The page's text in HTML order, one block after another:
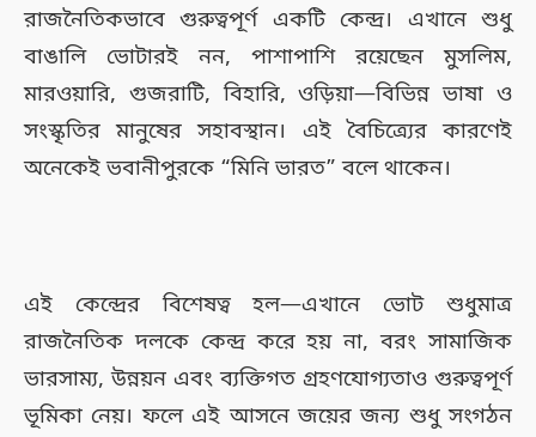
রাজনৈতিকভাবে গুরুত্বপূর্ণ একটি কেন্দ্র। এখানে শুধু
বাঙালি ভোটারই নন, পাশাপাশি রয়েছেন মুসলিম,
মারওয়ারি, গুজরাটি, বিহারি, ওড়িয়া—বিভিন্ন ভাষা ও
সংস্কৃতির মানুষের সহাবস্থান। এই বৈচিত্র্যের কারণেই
অনেকেই ভবানীপুরকে “মিনি ভারত” বলে থাকেন।
এই কেন্দ্রের বিশেষত্ব হল—এখানে ভোট শুধুমাত্র
রাজনৈতিক দলকে কেন্দ্র করে হয় না, বরং সামাজিক
ভারসাম্য, উন্নয়ন এবং ব্যক্তিগত গ্রহণযোগ্যতাও গুরুত্বপূর্ণ
ভূমিকা নেয়। ফলে এই আসনে জয়ের জন্য শুধু সংগঠন